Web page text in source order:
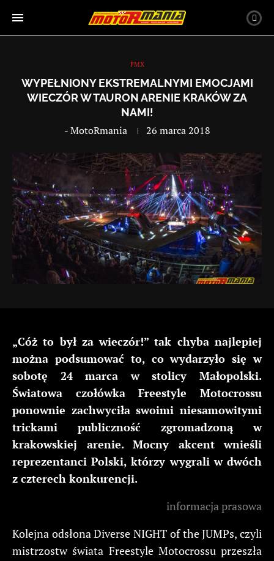
FMX
WYPEŁNIONY EKSTREMALNYMI EMOCJAMI
WIECZÓR W TAURON ARENIE KRAKÓW ZA
NAMI!
-MotoRmania 26 marca 2018
„Cóż to był za wieczór!” tak chyba najlepiej
można podsumować to, co wydarzyło się w
sobotę 24 marca w stolicy Małopolski.
Światowa czołówka Freestyle Motocrossu
ponownie zachwyciła swoimi niesamowitymi
trickami publiczność zgromadzoną w
krakowskiej arenie. Mocny akcent wnieśli
reprezentanci Polski, którzy wygrali w dwóch
z czterech konkurencji.
informacja prasowa
Kolejna odsłona Diverse NIGHT of the JUMPs, czyli
mistrzostw świata Freestyle Motocrossu przeszła